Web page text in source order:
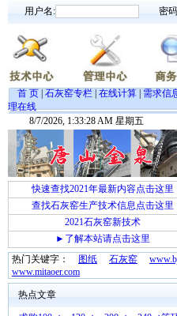
用户名: 密
首 页 石灰窑专栏 在线计算 需求信
理在线
8/7/2026, 1:33:29 AM 星期五
快速查找2021年最新内容点击这里
查找石灰窑生产技术信息点击这里
2021石灰窑新技术
►了解本站请点击这里
热门关键字：
图纸 石灰窑
www.mitaoer.com
热点文章